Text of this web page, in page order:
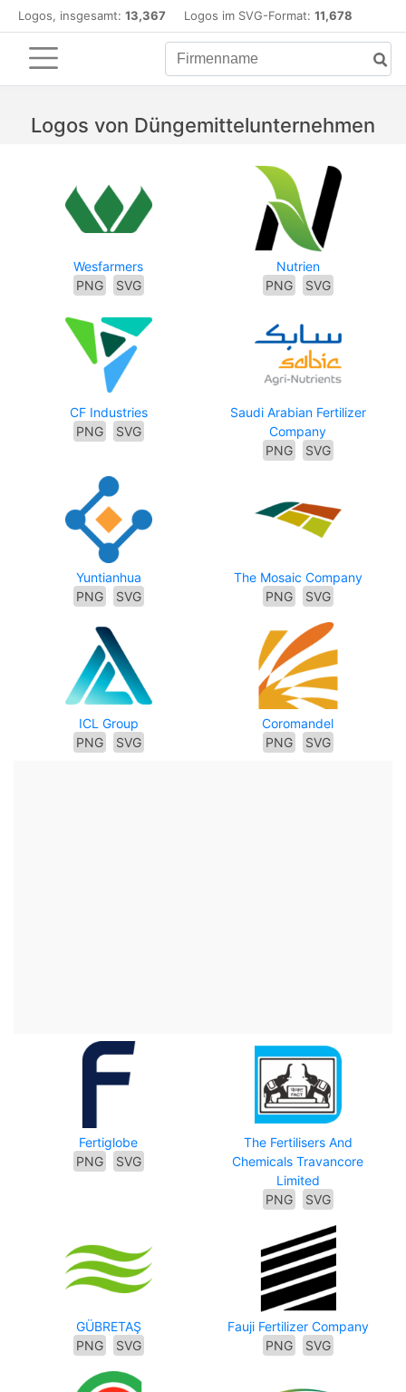
Logos, insgesamt: 13,367 Logos im SVG-Format: 11,678
Logos von Düngemittelunternehmen
Wesfarmers
PNG
SVG
Nutrien
PNG
SVG
CF Industries
PNG
SVG
Saudi Arabian Fertilizer
Company
PNG
SVG
Yuntianhua
PNG
SVG
The Mosaic Company
PNG
SVG
ICL Group
PNG
SVG
Coromandel
PNG
SVG
Fertiglobe
PNG
SVG
The Fertilisers And
Chemicals Travancore
Limited
PNG
SVG
GÜBRETAŞ
PNG
SVG
Fauji Fertilizer Company
PNG
SVG